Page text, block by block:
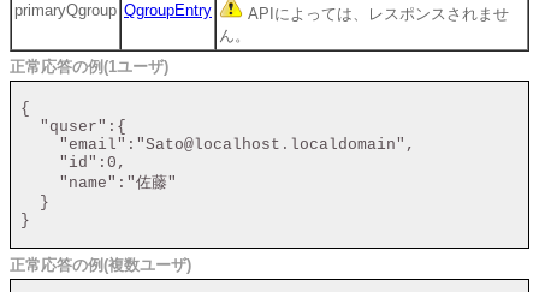
primaryQgroup QgroupEntry
APIによっては、レスポンスされませ
ん。
正常応答の例(1ユーザ)
{
   "quser":{
     "email":"Sato@localhost.localdomain",
     "id":0,
     "name":"佐藤"
   }
}
正常応答の例(複数ユーザ)